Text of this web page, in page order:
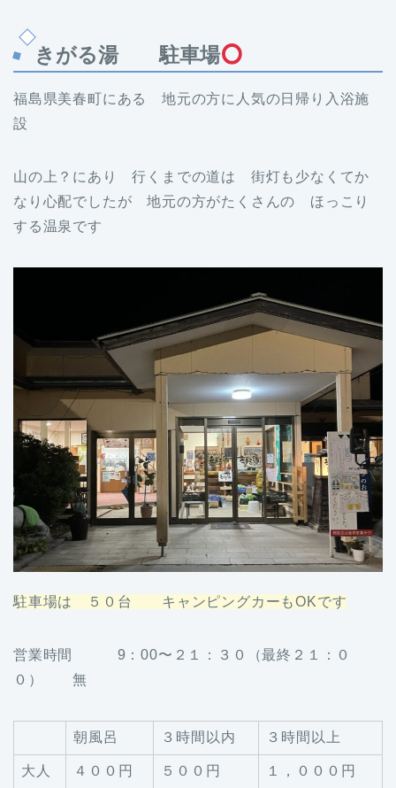
きがる湯 駐車場
福島県美春町にある 地元の方に人気の日帰り入浴施
設
山の上？にあり 行くまでの道は 街灯も少なくてか
なり心配でしたが 地元の方がたくさんの ほっこり
する温泉です
駐車場は ５０台 キャンピングカーもOKです
営業時間 9：00〜２１：３０（最終２１：０
０） 無
朝風呂 ３時間以内 ３時間以上
大人 ４００円 ５００円 １，０００円